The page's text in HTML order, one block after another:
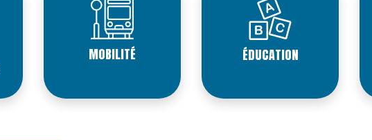
MOBILITÉ ÉDUCATION